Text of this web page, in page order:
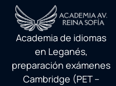
Academia de idiomas
en Leganés,
preparación exámenes
Cambridge (PET –